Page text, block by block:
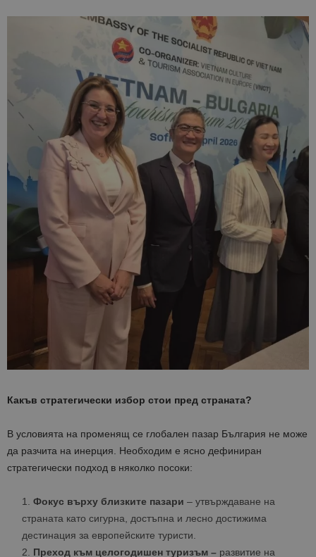
Какъв стратегически избор стои пред страната?
В условията на променящ се глобален пазар България не може
да разчита на инерция. Необходим е ясно дефиниран
стратегически подход в няколко посоки:
Фокус върху близките пазари – утвърждаване на
страната като сигурна, достъпна и лесно достижима
дестинация за европейските туристи.
Преход към целогодишен туризъм – развитие на